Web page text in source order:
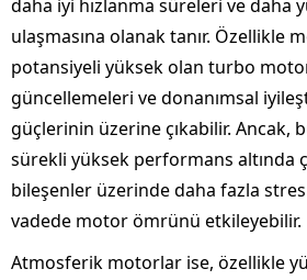
daha iyi hızlanma süreleri ve daha
ulaşmasına olanak tanır. Özellikle
potansiyeli yüksek olan turbo
güncellemeleri ve donanımsal
güçlerinin üzerine çıkabilir. Ancak,
sürekli yüksek performans altında
bileşenler üzerinde daha fazla
vadede motor ömrünü etkileyebilir.
Atmosferik motorlar ise, özellikle